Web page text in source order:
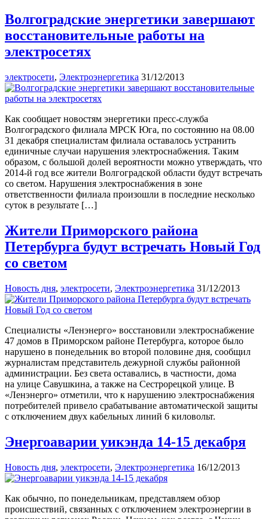
Волгоградские энергетики завершают
восстановительные работы на
электросетях
электросети, Электроэнергетика 31/12/2013
Как сообщает новостям энергетики пресс-служба
Волгоградского филиала МРСК Юга, по состоянию на 08.00
31 декабря специалистам филиала оставалось устранить
единичные случаи нарушения электроснабжения. Таким
образом, с большой долей вероятности можно утверждать, что
2014-й год все жители Волгоградской области будут встречать
со светом. Нарушения электроснабжения в зоне
ответственности филиала произошли в последние несколько
суток в результате […]
Жители Приморского района
Петербурга будут встречать Новый Год
со светом
Новость дня, электросети, Электроэнергетика 31/12/2013
Специалисты «Ленэнерго» восстановили электроснабжение
47 домов в Приморском районе Петербурга, которое было
нарушено в понедельник во второй половине дня, сообщил
журналистам представитель дежурной службы районной
администрации. Без света оставались, в частности, дома
на улице Савушкина, а также на Сестрорецкой улице. В
«Ленэнерго» отметили, что к нарушению электроснабжения
потребителей привело срабатывание автоматической защиты
с отключением двух кабельных линий 6 киловольт.
Энергоаварии уикэнда 14-15 декабря
Новость дня, электросети, Электроэнергетика 16/12/2013
Как обычно, по понедельникам, представляем обзор
происшествий, связанных с отключением электроэнергии в